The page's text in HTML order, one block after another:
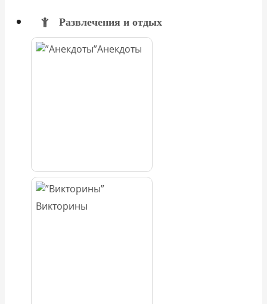
Развлечения и отдых
Анекдоты
Викторины